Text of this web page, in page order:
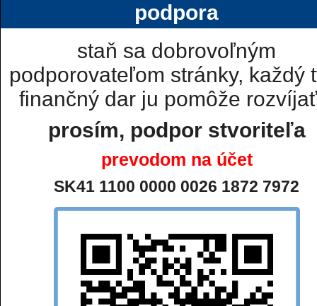
podpora
staň sa dobrovoľným
podporovateľom stránky, každý
finančný dar ju pomôže
prosím, podpor stvoriteľa
prevodom na účet
SK41 1100 0000 0026 1872 7972